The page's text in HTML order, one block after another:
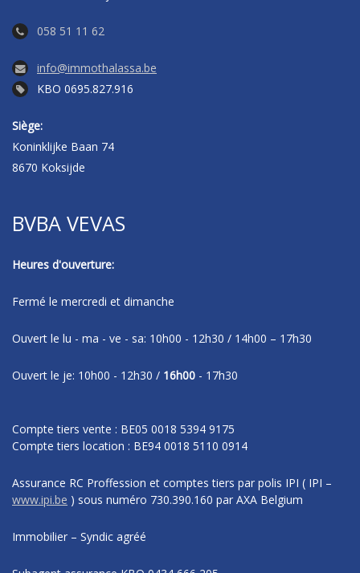
058 51 11 62
info@immothalassa.be
KBO 0695.827.916
Siège:
Koninklijke Baan 74
8670 Koksijde
BVBA VEVAS
Heures d'ouverture:
Fermé le mercredi et dimanche
Ouvert le lu - ma - ve - sa: 10h00 - 12h30 / 14h00 – 17h30
Ouvert le je: 10h00 - 12h30 / 16h00 - 17h30
Compte tiers vente : BE05 0018 5394 9175
Compte tiers location : BE94 0018 5110 0914
Assurance RC Proffession et comptes tiers par polis IPI ( IPI –
www.ipi.be ) sous numéro 730.390.160 par AXA Belgium
Immobilier – Syndic agréé